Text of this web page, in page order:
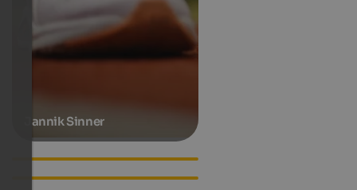
Jannik Sinner
Lilli Gruber
Luis Trenker